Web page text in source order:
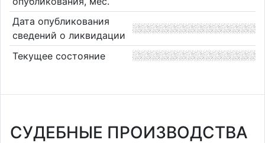
Дата опубликования
сведений о ликвидации
Текущее состояние
СУДЕБНЫЕ ПРОИЗВОДСТВА